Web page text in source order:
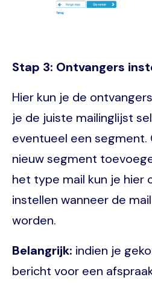
Stap 3: Ontvangers
Hier kun je de
je de juiste mailinglijst
eventueel een segment.
nieuw segment
het type mail kun je hier
instellen wanneer de
worden.
Belangrijk: indien je
bericht voor een